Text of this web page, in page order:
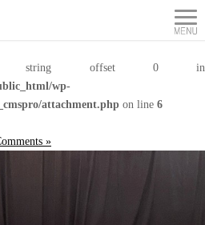
string offset 0 in
wp-
attachment.php on line 6
»